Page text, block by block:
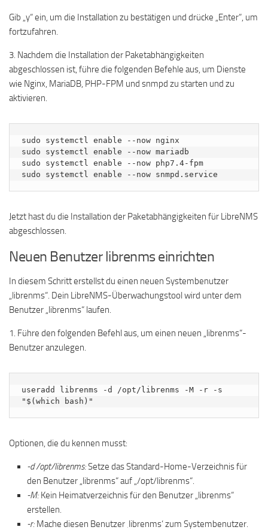
Gib „y“ ein, um die Installation zu bestätigen und drücke „Enter“, um
fortzufahren.
3. Nachdem die Installation der Paketabhängigkeiten
abgeschlossen ist, führe die folgenden Befehle aus, um Dienste
wie Nginx, MariaDB, PHP-FPM und snmpd zu starten und zu
aktivieren.
sudo systemctl enable --now nginx
sudo systemctl enable --now mariadb
sudo systemctl enable --now php7.4-fpm
sudo systemctl enable --now snmpd.service
Jetzt hast du die Installation der Paketabhängigkeiten für LibreNMS
abgeschlossen.
Neuen Benutzer librenms einrichten
In diesem Schritt erstellst du einen neuen Systembenutzer
„librenms“. Dein LibreNMS-Überwachungstool wird unter dem
Benutzer „librenms“ laufen.
1. Führe den folgenden Befehl aus, um einen neuen „librenms“-
Benutzer anzulegen.
useradd librenms -d /opt/librenms -M -r -s
"$(which bash)"
Optionen, die du kennen musst:
-d /opt/librenms:Setze das Standard-Home-Verzeichnis für
den Benutzer „librenms“ auf „/opt/librenms“.
-M: Kein Heimatverzeichnis für den Benutzer „librenms“
erstellen.
-r: Mache diesen Benutzer ‚librenms‘ zum Systembenutzer.